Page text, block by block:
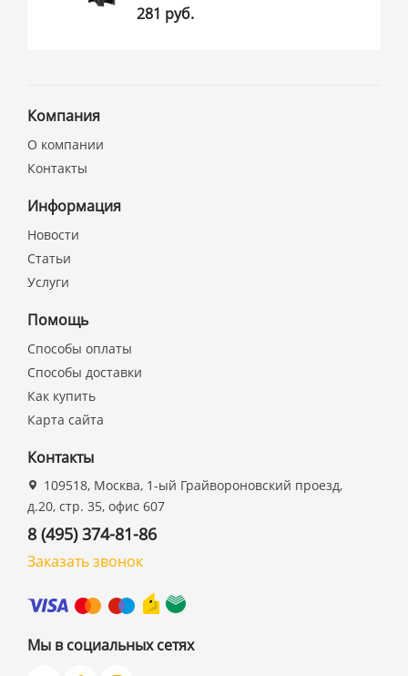
281 руб.
Компания
О компании
Контакты
Информация
Новости
Статьи
Услуги
Помощь
Способы оплаты
Способы доставки
Как купить
Карта сайта
Контакты
109518, Москва, 1-ый Грайвороновский проезд,
д.20, стр. 35, офис 607
8 (495) 374-81-86
Заказать звонок
Мы в социальных сетях